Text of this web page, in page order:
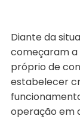
Diante da
começaram a
próprio de
estabelecer
operação em